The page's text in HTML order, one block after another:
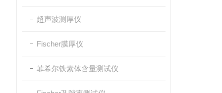
超声波测厚仪
Fischer膜厚仪
菲希尔铁素体含量测试仪